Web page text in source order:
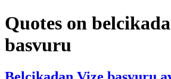
Quotes on
basvuru